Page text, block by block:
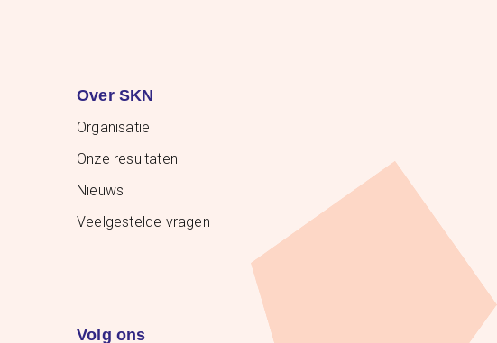
Over SKN
Organisatie
Onze resultaten
Nieuws
Veelgestelde vragen
Volg ons